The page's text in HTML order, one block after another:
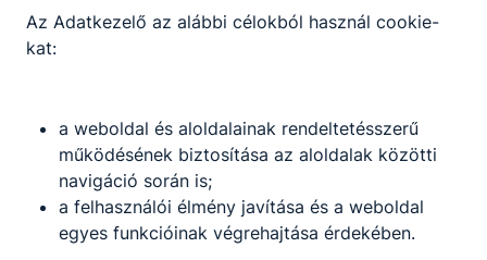
kaptak. Az első évfolyamok oktatása az általános
iskolában folyt, az épületet magát 1968-ban adták
tantervű gimnáziumi osztály, az általános- és
középiskolai tanulók, tanárok létrehozták az
irodalmi színpadot is. 1969-ben az iskola névadó
ünnepség keretében a Velinszky László
Gimnázium és Szakközépiskola nevet vette fel.
1970-ben megszűnt a gépszerelő profil, helyette a
Az Adatkezelő az alábbi célokból használ cookie-
kat:
a weboldal és aloldalainak rendeltetésszerű
működésének biztosítása az aloldalak közötti
navigáció során is;
a felhasználói élmény javítása és a weboldal
egyes funkcióinak végrehajtása érdekében.